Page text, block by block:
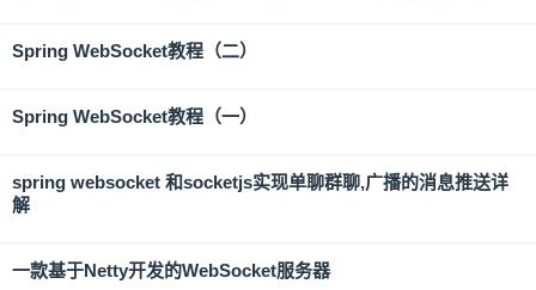
Spring WebSocket教程（二）
Spring WebSocket教程（一）
spring websocket 和socketjs实现单聊群聊,广播的消息推送详
解
一款基于Netty开发的WebSocket服务器